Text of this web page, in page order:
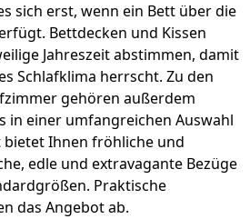
sich erst, wenn ein Bett über die
Bettdecken und Kissen
Jahreszeit abstimmen, damit
Schlafklima herrscht. Zu den
gehören außerdem
in einer umfangreichen Auswahl
Ihnen fröhliche und
edle und extravagante Bezüge
Praktische
das Angebot ab.